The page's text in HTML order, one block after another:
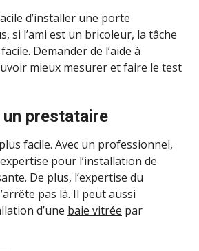
d’installer une porte
si l’ami est un bricoleur, la tâche
Demander de l’aide à
mieux mesurer et faire le test
un prestataire
facile. Avec un professionnel,
pour l’installation de
De plus, l’expertise du
pas là. Il peut aussi
d’une baie vitrée par